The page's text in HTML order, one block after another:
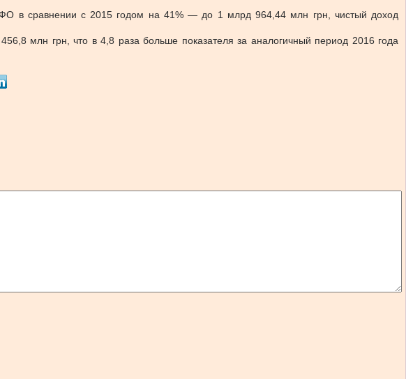
в сравнении с 2015 годом на 41% — до 1 млрд 964,44 млн грн, чистый доход
млн грн, что в 4,8 раза больше показателя за аналогичный период 2016 года